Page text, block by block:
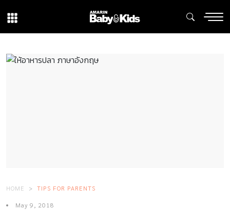
HOME TIPS FOR PARENTS
May 9, 2018